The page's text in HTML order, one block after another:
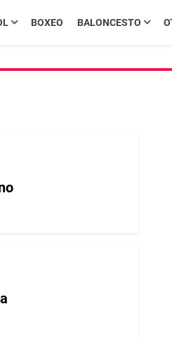
BOXEO BALONCESTO